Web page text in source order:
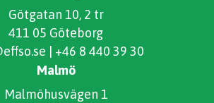
Götgatan 10, 2 tr
411 05 Göteborg
+46 8 440 39 30
Malmö
Malmöhusvägen 1